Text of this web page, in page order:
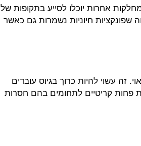
אחרות יוכלו לסייע בתקופות של
שפונקציות חיוניות נשמרות גם כאשר
זה עשוי להיות כרוך בגיוס עובדים
פחות קריטיים לתחומים בהם חסרות